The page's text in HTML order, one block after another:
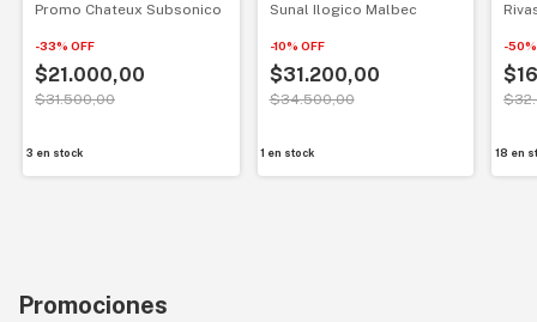
Promo Chateux Subsonico
-33% OFF
$21.000,00
$31.500,00
3 en stock
Sunal Ilogico Malbec
-10% OFF
$31.200,00
$34.500,00
1 en stock
-50
18 en
Promociones